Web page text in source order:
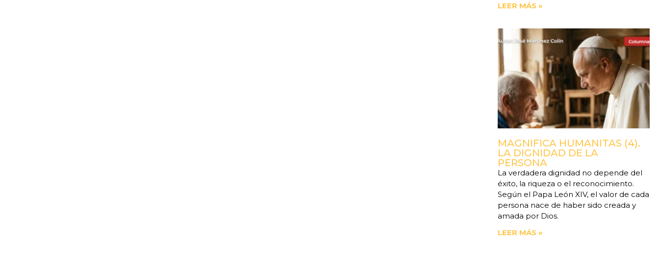
LEER MÁS »
MAGNIFICA HUMANITAS (4).
LA DIGNIDAD DE LA
PERSONA
La verdadera dignidad no depende del
éxito, la riqueza o el reconocimiento.
Según el Papa León XIV, el valor de cada
persona nace de haber sido creada y
amada por Dios.
LEER MÁS »